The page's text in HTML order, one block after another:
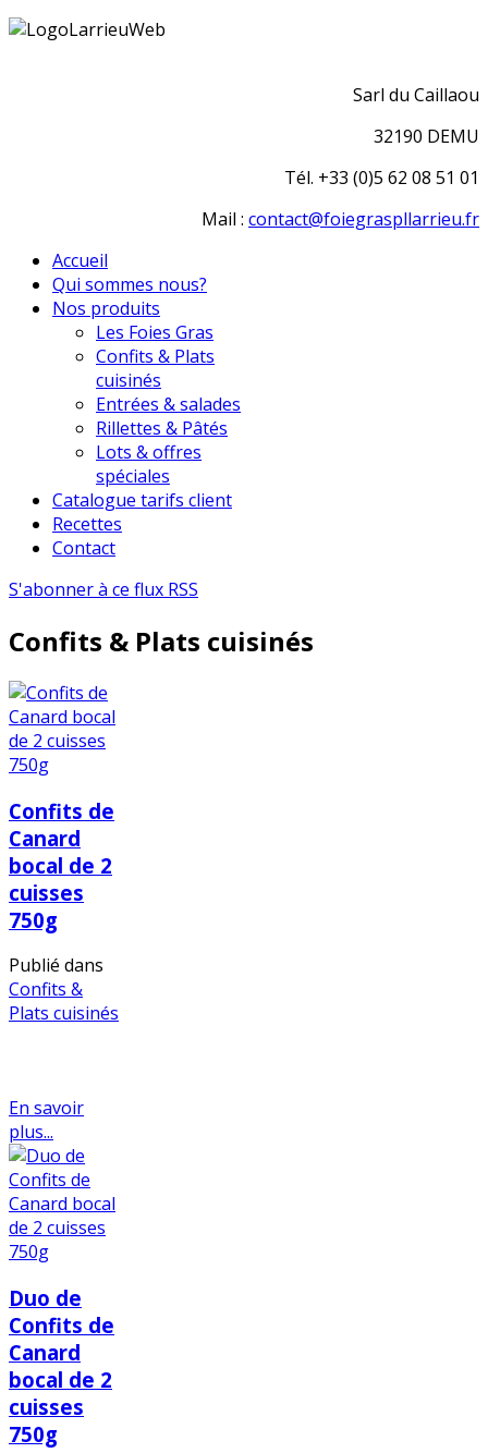
Sarl du Caillaou
32190 DEMU
Tél. +33 (0)5 62 08 51 01
Mail : contact@foiegraspllarrieu.fr
Accueil
Qui sommes nous?
Nos produits
Les Foies Gras
Confits & Plats
cuisinés
Entrées & salades
Rillettes & Pâtés
Lots & offres
spéciales
Catalogue tarifs client
Recettes
Contact
S'abonner à ce flux RSS
Confits & Plats cuisinés
Confits de
Canard
bocal de 2
cuisses
750g
Publié dans
Confits &
Plats cuisinés
En savoir
plus...
Duo de
Confits de
Canard
bocal de 2
cuisses
750g